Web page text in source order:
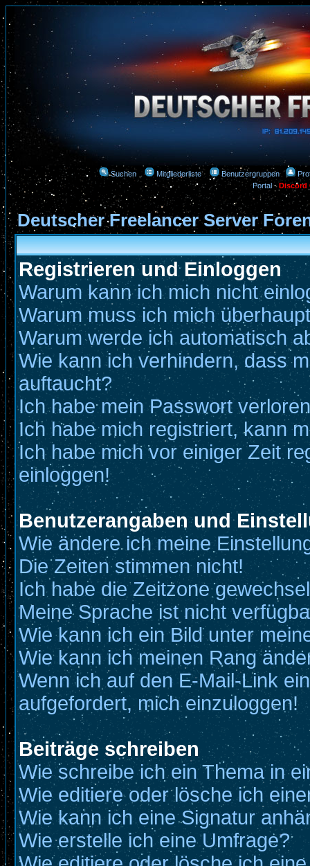
Suchen Mitgliederliste Benutzergruppen
Portal-Discord
Deutscher Freelancer Server
Registrieren und Einloggen
Warum kann ich mich nicht
Warum muss ich mich
Warum werde ich automatisch
Wie kann ich verhindern, dass
auftaucht?
Ich habe mein Passwort
Ich habe mich registriert, kann
Ich habe mich vor einiger Zeit
einloggen!
Benutzerangaben und
Wie ändere ich meine
Die Zeiten stimmen nicht!
Ich habe die Zeitzone
Meine Sprache ist nicht
Wie kann ich ein Bild unter
Wie kann ich meinen Rang
Wenn ich auf den E-Mail-Link
aufgefordert, mich einzuloggen!
Beiträge schreiben
Wie schreibe ich ein Thema in
Wie editiere oder lösche ich
Wie kann ich eine Signatur
Wie erstelle ich eine Umfrage?